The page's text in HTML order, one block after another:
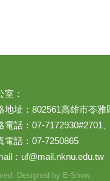
室：
地址：802561高雄市苓
電話：07-7172930#2701
電話：07-7250865
： uf@mail.nknu.edu.tw
Designed by E-Show